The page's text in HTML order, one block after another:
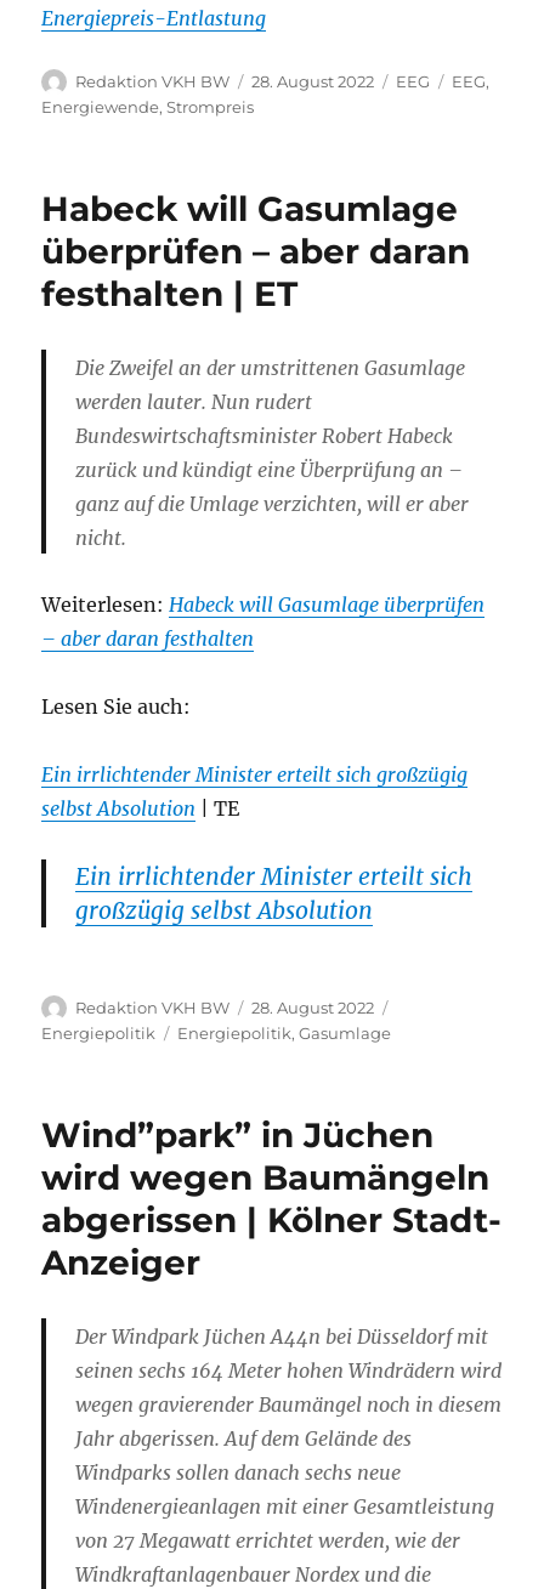
Energiepreis-Entlastung
Autor
Redaktion VKH BW
Veröffentlicht
am
28. August 2022 Kategorien
EEG EEG,
Energiewende,Strompreis
Habeck will Gasumlage
überprüfen – aber daran
festhalten | ET
Die Zweifel an der umstrittenen Gasumlage
werden lauter. Nun rudert
Bundeswirtschaftsminister Robert Habeck
zurück und kündigt eine Überprüfung an –
ganz auf die Umlage verzichten, will er aber
nicht.
Weiterlesen:Habeck will Gasumlage überprüfen
– aber daran festhalten
Lesen Sie auch:
Ein irrlichtender Minister erteilt sich großzügig
selbst Absolution | TE
Ein irrlichtender Minister erteilt sich
großzügig selbst Absolution
Autor
Redaktion VKH BW
Veröffentlicht
am
28. August 2022
Energiepolitik
Schlagwörter
Energiepolitik,Gasumlage
Wind”park” in Jüchen
wird wegen Baumängeln
abgerissen | Kölner Stadt-
Anzeiger
Der Windpark Jüchen A44n bei Düsseldorf mit
seinen sechs 164 Meter hohen Windrädern wird
wegen gravierender Baumängel noch in diesem
Jahr abgerissen. Auf dem Gelände des
Windparks sollen danach sechs neue
Windenergieanlagen mit einer Gesamtleistung
von 27 Megawatt errichtet werden, wie der
Windkraftanlagenbauer Nordex und die